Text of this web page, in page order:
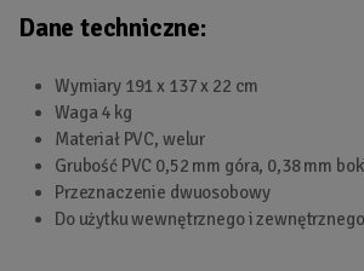
Dane techniczne:
Wymiary 191 x 137 x 22 cm
Waga 4 kg
Materiał PVC, welur
Grubość PVC 0,52 mm góra, 0,38 mm
Przeznaczenie dwuosobowy
Do użytku wewnętrznego i zewnętrznego